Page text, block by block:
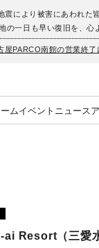
震により被害にあわれた
の一日も早い復旧を、心
屋PARCO南館の営業終了
ムイベント ニュース
プアップ
ai Resort（三愛